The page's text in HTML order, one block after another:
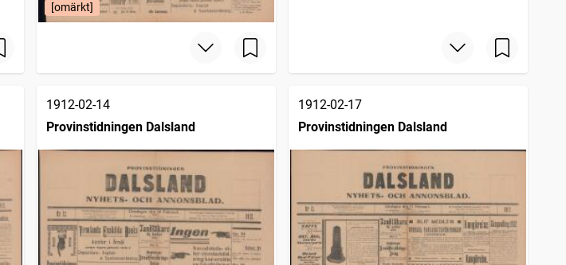
[omärkt]
1912-02-14
Provinstidningen Dalsland
1912-02-17
Provinstidningen Dalsland